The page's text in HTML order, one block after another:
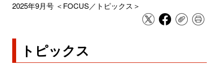
2025年9月号 ＜FOCUS／トピックス＞
トピックス